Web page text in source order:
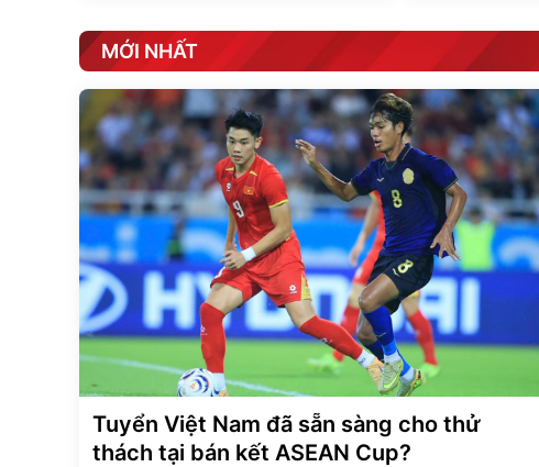
MỚI NHẤT
Tuyển Việt Nam đã sẵn sàng cho thử
thách tại bán kết ASEAN Cup?